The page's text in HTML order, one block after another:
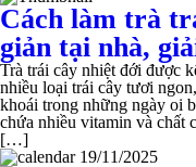
Cách làm trà
giản tại nhà,
Trà trái cây nhiệt đới được
nhiều loại trái cây tươi
khoái trong những ngày oi
chứa nhiều vitamin và chất
[…]
19/11/2025